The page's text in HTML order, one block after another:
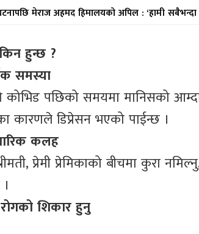
मेराज अहमद हिमालयको अपिल : ‘हामी सबैभन्दा
हुन्छ ?
समस्या
कोभिड पछिको समयमा मानिसको
कारणले डिप्रेसन भएको पाईन्छ ।
कलह
प्रेमी प्रेमिकाको बीचमा कुरा
शिकार हुनु